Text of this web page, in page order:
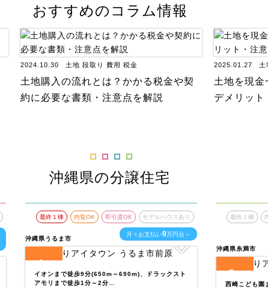
おすすめのコラム情報
2024.10.30 土地 段取り 費用 税金
土地購入の流れとは？かかる税金や契
約に必要な書類・注意点を解説
2025.01.27 土
土地を現金
デメリット
沖縄県の分譲住宅
沖縄県うるま市
最終１棟 内覧OK 即引渡OK モデルハウスあり
月々お支払い9万円台～
4
イオンまで徒歩9分(650m～690m)、ドラックスト
アモリまで徒歩1分～2分…
沖縄県糸満市
最終１棟
2
西崎こども園